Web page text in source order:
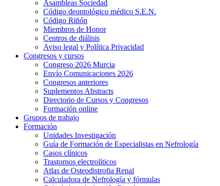
Asambleas Sociedad
Código deontológico médico S.E.N.
Código Riñón
Miembros de Honor
Centros de diálisis
Aviso legal y Política Privacidad
Congresos y cursos
Congreso 2026 Murcia
Envío Comunicaciones 2026
Congresos anteriores
Suplementos Abstracts
Directorio de Cursos y Congresos
Formación online
Grupos de trabajo
Formación
Unidades Investigación
Guía de Formación de Especialistas en Nefrología
Casos clínicos
Trastornos electrolíticos
Atlas de Osteodistrofia Renal
Calculadora de Nefrología y fórmulas